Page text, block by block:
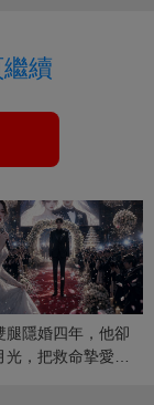
續
腿隱婚四年，他卻
，把救命摯愛當